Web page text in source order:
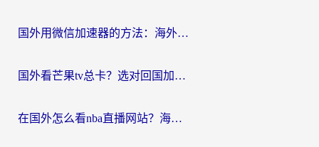
国外用微信加速器的方法：海外党无缝连接国内生活的实用指南
国外看芒果tv总卡？选对回国加速器，轻松追《浪姐》不费劲
在国外怎么看nba直播网站？海外党专属体育观赛指南，告别地区限制！